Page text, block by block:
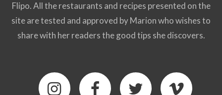
Flipo. All the restaurants and recipes presented on the
site are tested and approved by Marion who wishes to
share with her readers the good tips she discovers.